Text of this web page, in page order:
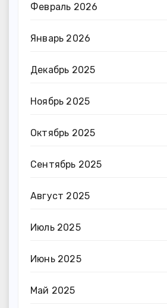
Февраль 2026
Январь 2026
Декабрь 2025
Ноябрь 2025
Октябрь 2025
Сентябрь 2025
Август 2025
Июль 2025
Июнь 2025
Май 2025